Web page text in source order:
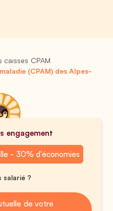
caisses CPAM
(CPAM) des Alpes-
engagement
- 30% d'économies
salarié ?
de votre